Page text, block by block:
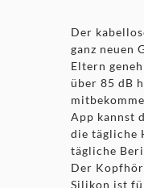
Der
ganz neuen
Eltern
über 85 dB
App kannst
die tägliche
tägliche
Der
Silikon ist